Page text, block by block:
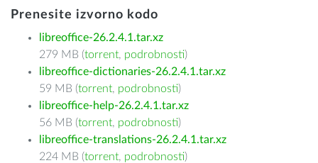
Prenesite izvorno kodo
libreoffice-26.2.4.1.tar.xz
279 MB (torrent, podrobnosti)
libreoffice-dictionaries-26.2.4.1.tar.xz
59 MB (torrent, podrobnosti)
libreoffice-help-26.2.4.1.tar.xz
56 MB (torrent, podrobnosti)
libreoffice-translations-26.2.4.1.tar.xz
224 MB (torrent, podrobnosti)